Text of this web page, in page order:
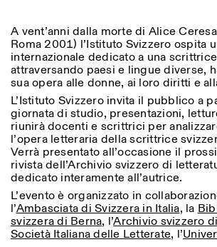
Altre Attività
NEWSLETTER
Registrati alla nostra newsletter per
informazioni sui nostri eventi
Facebook Instagram Linkedin Vimeo
Privacy Policy
ORARI PORTINERIA:
LUN-VEN
ORARI MOSTRE:
Atlas
18:30
Giovedì:
Sabato/
18:30
VISITE GUIDATE:
Solo su
(italiano,
Tariffa:
Per
Ingresso
Tutte le categorie
Antropologia
Architettura
Altre opzioni...
Durata (giorni)
1
> 1
A vent’anni dalla morte di Alice
Roma 2001) l’Istituto Svizzero ospita
internazionale dedicato a una
attraversando paesi e lingue diverse,
sua opera alle donne, ai loro diritti e
L’Istituto Svizzero invita il pubblico a
giornata di studio, presentazioni,
riunirà docenti e scrittrici per
l’opera letteraria della scrittrice
Verrà presentato all’occasione il
rivista dell’Archivio svizzero di
dedicato interamente all’autrice.
L’evento è organizzato in
l’Ambasciata di Svizzera in Italia, la
svizzera di Berna, l’Archivio svizzero
Società Italiana delle Letterate, l’